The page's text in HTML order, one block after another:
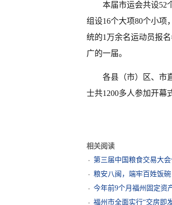
本届市运会共设52
组设16个大项80个小项
统的1万余名运动员报
广的一届。
各县（市）区、市
士共1200多人参加开幕
相关阅读
第三届中国粮食交易大
粮安八闽，端牢百姓饭碗
今年前9个月福州固定资
福州市全面实行“交房即